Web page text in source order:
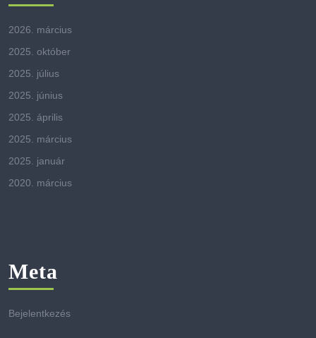
2026. március
2025. október
2025. július
2025. június
2025. április
2025. március
2025. január
2020. március
Meta
Bejelentkezés